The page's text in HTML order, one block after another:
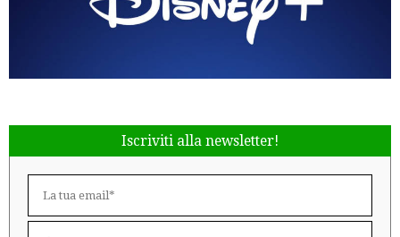
Iscriviti alla newsletter!